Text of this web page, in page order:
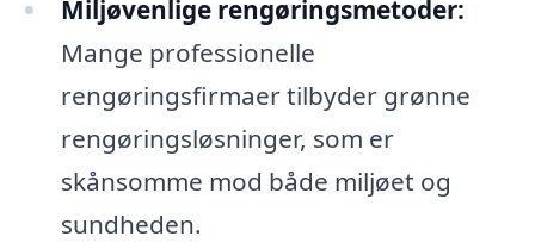
Miljøvenlige rengøringsmetoder:
Mange professionelle
rengøringsfirmaer tilbyder grønne
rengøringsløsninger, som er
skånsomme mod både miljøet og
sundheden.